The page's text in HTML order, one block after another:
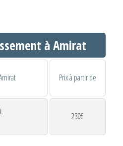
à Amirat
Prix à partir de
230€